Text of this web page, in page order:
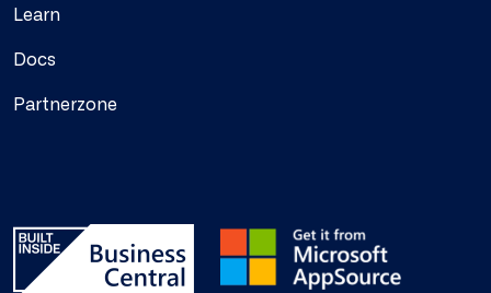
Learn
Docs
Partnerzone